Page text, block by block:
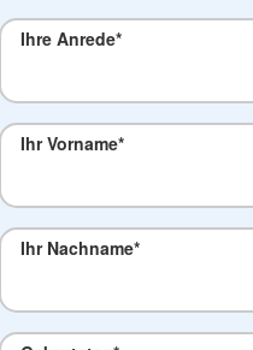
Ihre Anrede*
Ihr Vorname*
Ihr Nachname*